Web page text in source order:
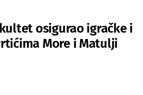
osigurao igračke i
More i Matulji